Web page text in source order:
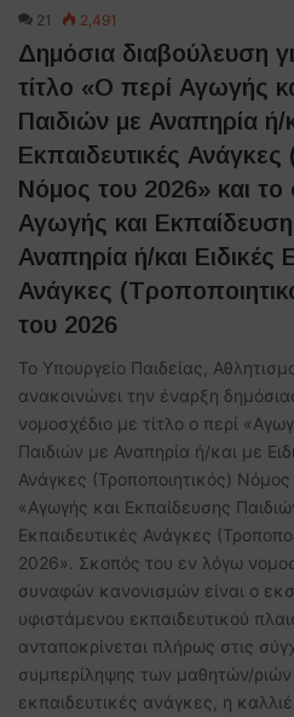
21 2,491
Δημόσια διαβούλευση
τίτλο «Ο περί Αγωγής
Παιδιών με Αναπηρία ή/
Εκπαιδευτικές
Νόμος του 2026» και το
Αγωγής και
Αναπηρία ή/και Ειδικές
Ανάγκες
του 2026
Το Υπουργείο Παιδείας,
ανακοινώνει την έναρξη
νομοσχέδιο με τίτλο ο περί
Παιδιών με Αναπηρία ή/και με
Ανάγκες (Τροποποιητικός)
«Αγωγής και Εκπαίδευσης
Εκπαιδευτικές Ανάγκες
2026». Σκοπός του εν λόγω
συναφών κανονισμών είναι ο
υφιστάμενου εκπαιδευτικού
ανταποκρίνεται πλήρως στις
συμπερίληψης των μαθητών/ριών
εκπαιδευτικές ανάγκες, η